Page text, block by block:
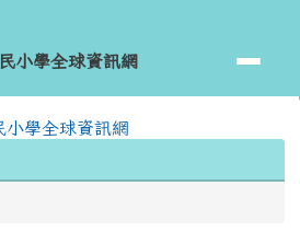
竹國民小學全球資
小學全球資訊網